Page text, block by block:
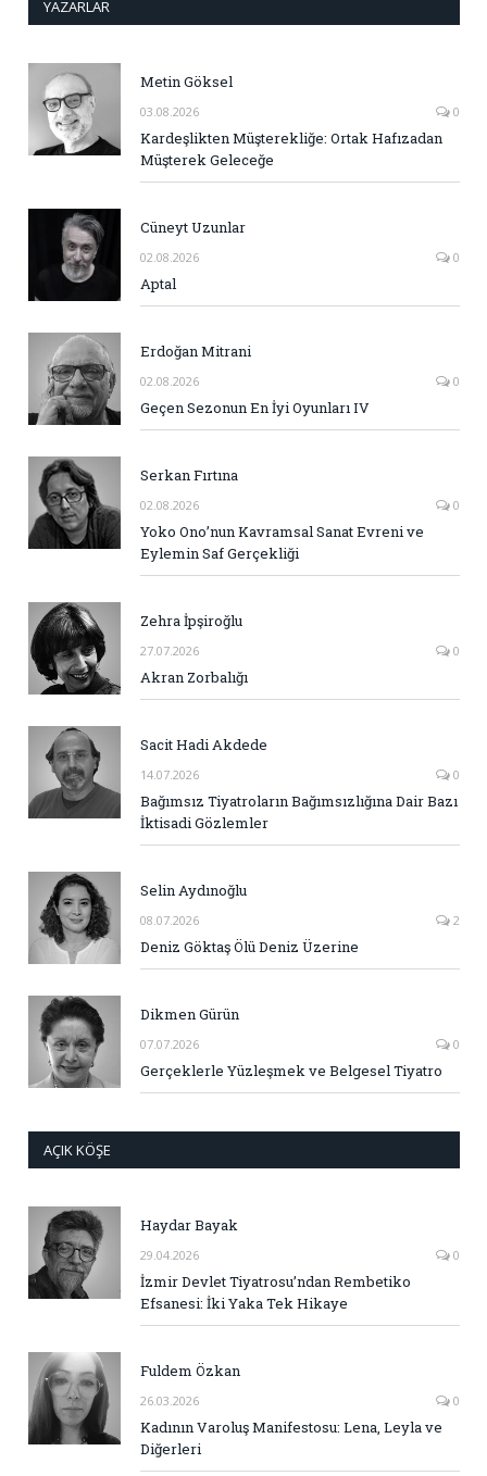
YAZARLAR
Metin Göksel
03.08.2026 0
Kardeşlikten Müşterekliğe: Ortak Hafızadan
Müşterek Geleceğe
Cüneyt Uzunlar
02.08.2026 0
Aptal
Erdoğan Mitrani
02.08.2026 0
Geçen Sezonun En İyi Oyunları IV
Serkan Fırtına
02.08.2026 0
Yoko Ono’nun Kavramsal Sanat Evreni ve
Eylemin Saf Gerçekliği
Zehra İpşiroğlu
27.07.2026 0
Akran Zorbalığı
Sacit Hadi Akdede
14.07.2026 0
Bağımsız Tiyatroların Bağımsızlığına Dair Bazı
İktisadi Gözlemler
Selin Aydınoğlu
08.07.2026 2
Deniz Göktaş Ölü Deniz Üzerine
Dikmen Gürün
07.07.2026 0
Gerçeklerle Yüzleşmek ve Belgesel Tiyatro
AÇIK KÖŞE
Haydar Bayak
29.04.2026 0
İzmir Devlet Tiyatrosu’ndan Rembetiko
Efsanesi: İki Yaka Tek Hikaye
Fuldem Özkan
26.03.2026 0
Kadının Varoluş Manifestosu: Lena, Leyla ve
Diğerleri